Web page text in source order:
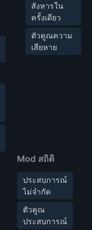
สังหารใน
ครั้งเดียว
ตัวคูณความ
เสียหาย
Mod สถิติ
ประสบการณ์
ไม่จำกัด
ตัวคูณ
ประสบการณ์